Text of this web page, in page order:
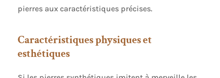
pierres aux caractéristiques précises.
Caractéristiques physiques et
esthétiques